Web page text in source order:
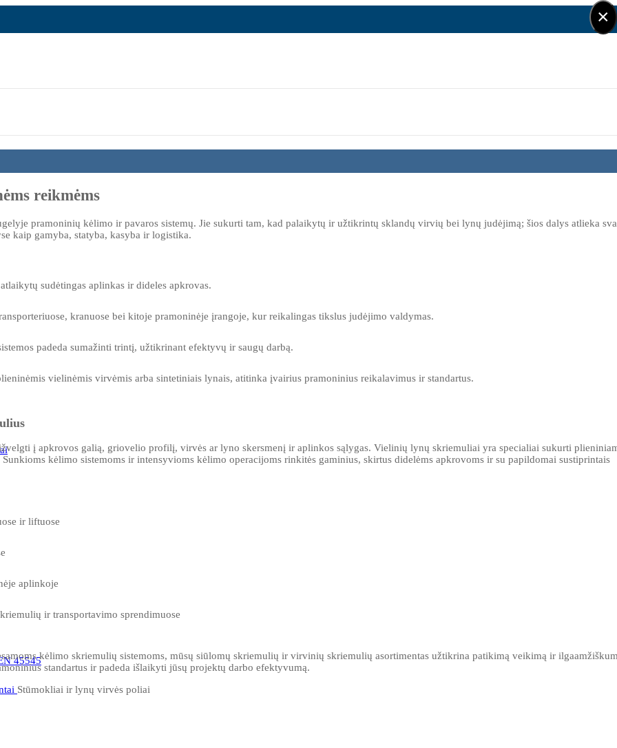
45545
reikmėms
pramoninių kėlimo ir pavaros sistemų. Jie sukurti tam, kad palaikytų ir užtikrintų sklandų virvių bei lynų judėjimą; šios dalys atlieka
kaip gamyba, statyba, kasyba ir logistika.
sudėtingas aplinkas ir dideles apkrovas.
kranuose bei kitoje pramoninėje įrangoje, kur reikalingas tikslus judėjimo valdymas.
padeda sumažinti trintį, užtikrinant efektyvų ir saugų darbą.
vielinėmis virvėmis arba sintetiniais lynais, atitinka įvairius pramoninius reikalavimus ir standartus.
į apkrovos galią, griovelio profilį, virvės ar lyno skersmenį ir aplinkos sąlygas. Vielinių lynų skriemuliai yra specialiai sukurti
kėlimo sistemoms ir intensyvioms kėlimo operacijoms rinkitės gaminius, skirtus didelėms apkrovoms ir su papildomai sustiprintais
ir liftuose
aplinkoje
ir transportavimo sprendimuose
kėlimo skriemulių sistemoms, mūsų siūlomų skriemulių ir virvinių skriemulių asortimentas užtikrina patikimą veikimą ir
standartus ir padeda išlaikyti jūsų projektų darbo efektyvumą.
Stūmokliai ir lynų virvės poliai
×